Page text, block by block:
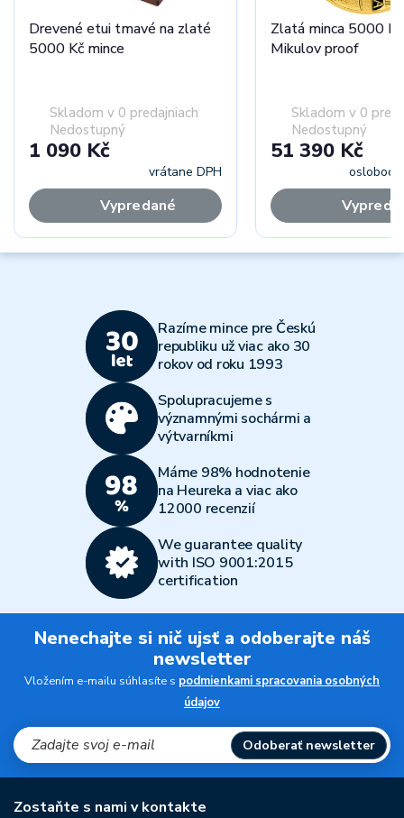
Drevené etui tmavé na zlaté
5000 Kč mince
Skladom v 0 predajniach
Nedostupný
1 090 Kč
vrátane DPH
Vypredané
Zlatá minca 5000
Mikulov proof
Skladom v 0
Nedostupný
51 390 Kč
Razíme mince pre Českú
republiku už viac ako 30
rokov od roku 1993
Spolupracujeme s
významnými sochármi a
výtvarníkmi
Máme 98% hodnotenie
na Heureka a viac ako
12000 recenzií
We guarantee quality
with ISO 9001:2015
certification
Nenechajte si nič ujsť a odoberajte náš
newsletter
Vložením e-mailu súhlasíte s podmienkami spracovania osobných
údajov
Odoberať newsletter
Zostaňte s nami v kontakte